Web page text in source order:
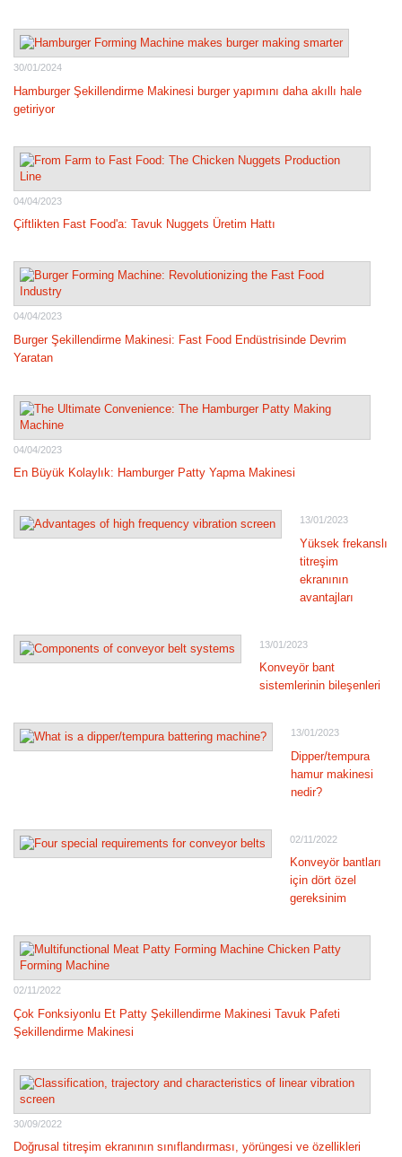
30/01/2024
Hamburger Şekillendirme Makinesi burger yapımını daha akıllı hale
getiriyor
04/04/2023
Çiftlikten Fast Food'a: Tavuk Nuggets Üretim Hattı
04/04/2023
Burger Şekillendirme Makinesi: Fast Food Endüstrisinde Devrim
Yaratan
04/04/2023
En Büyük Kolaylık: Hamburger Patty Yapma Makinesi
13/01/2023
Yüksek frekanslı
titreşim
ekranının
avantajları
13/01/2023
Konveyör bant
sistemlerinin bileşenleri
13/01/2023
Dipper/tempura
hamur makinesi
nedir?
02/11/2022
Konveyör bantları
için dört özel
gereksinim
02/11/2022
Çok Fonksiyonlu Et Patty Şekillendirme Makinesi Tavuk Pafeti
Şekillendirme Makinesi
30/09/2022
Doğrusal titreşim ekranının sınıflandırması, yörüngesi ve özellikleri